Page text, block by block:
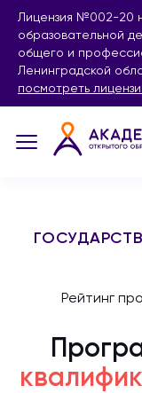
Лицензия №002-20
образовательной
общего и
Ленинградской
посмотреть
Рейтинг